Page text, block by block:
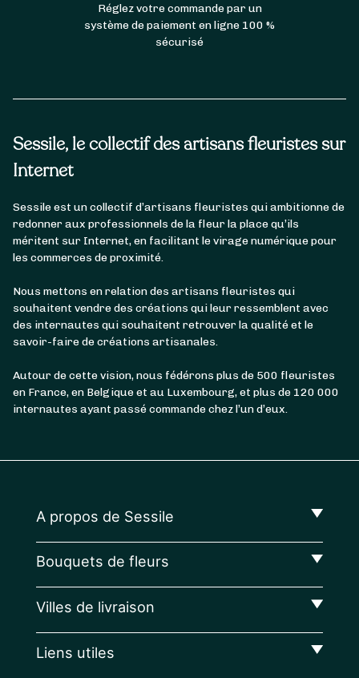
Sessile, le collectif des artisans fleuristes sur
Internet
Sessile est un collectif d’artisans fleuristes qui ambitionne de
redonner aux professionnels de la fleur la place qu’ils
méritent sur Internet, en facilitant le virage numérique pour
les commerces de proximité.
Nous mettons en relation des artisans fleuristes qui
souhaitent vendre des créations qui leur ressemblent avec
des internautes qui souhaitent retrouver la qualité et le
savoir-faire de créations artisanales.
Autour de cette vision, nous fédérons plus de 500 fleuristes
en France, en Belgique et au Luxembourg, et plus de 120 000
internautes ayant passé commande chez l’un d’eux.
Réglez votre commande par un
système de paiement en ligne 100 %
sécurisé
A propos de Sessile
Bouquets de fleurs
Villes de livraison
Liens utiles